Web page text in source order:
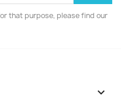
that purpose, please find our
